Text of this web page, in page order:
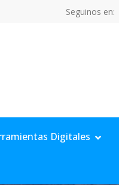
Seguinos en:
Digitales